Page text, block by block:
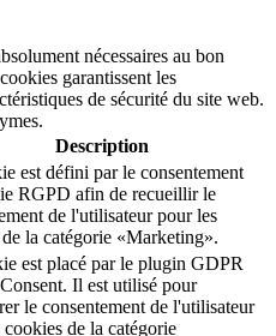
nécessaires au bon
garantissent les
de sécurité du site web.
Description
est défini par le consentement
RGPD afin de recueillir le
de l'utilisateur pour les
la catégorie «Marketing».
est placé par le plugin GDPR
Il est utilisé pour
le consentement de l'utilisateur
de la catégorie